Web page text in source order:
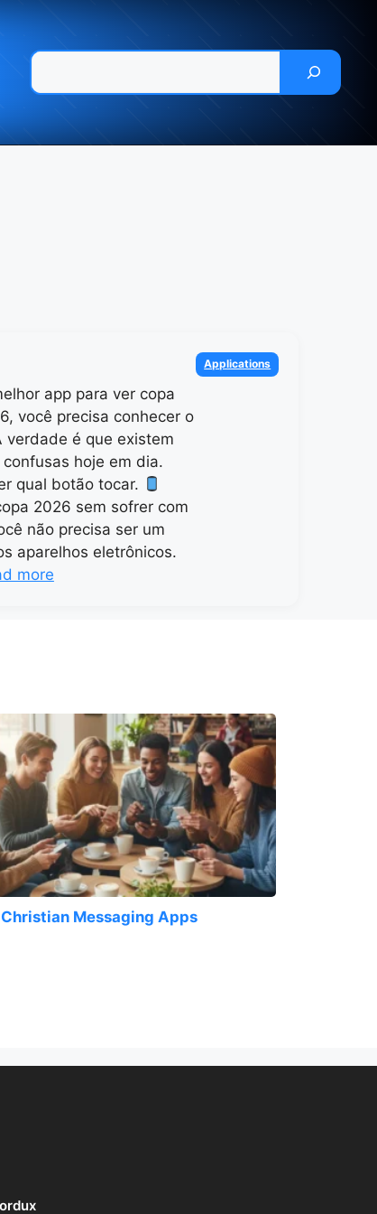
app para ver copa
você precisa conhecer o
verdade é que existem
hoje em dia.
qual botão tocar.
2026 sem sofrer com
não precisa ser um
aparelhos eletrônicos.
more
Categories
Applications
Christian Messaging Apps